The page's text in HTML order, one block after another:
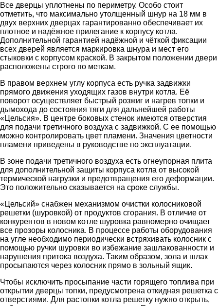
Все дверцы уплотнены по периметру. Особо стоит
отметить, что максимально утолщенный шнур на 18 мм в
двух верхних дверцах гарантированно обеспечивает их
плотное и надёжное прилегание к корпусу котла.
Дополнительной гарантией надёжной и чёткой фиксации
всех дверей является маркировка шнура и мест его
стыковки с корпусом краской. В закрытом положении двери
расположены строго по меткам.
В правом верхнем углу корпуса есть ручка задвижки
прямого движения уходящих газов внутри котла. Её
поворот осуществляет быстрый розжиг и нагрев топки и
дымохода до состояния тяги для дальнейшей работы
«Цельсия». В центре боковых стенок имеются отверстия
для подачи третичного воздуха с задвижкой. С ее помощью
можно контролировать цвет пламени. Значения цветности
пламени приведены в руководстве по эксплуатации.
В зоне подачи третичного воздуха есть огнеупорная плита
для дополнительной защиты корпуса котла от высокой
термической нагрузки и предотвращения его деформации.
Это положительно сказывается на сроке службы.
«Цельсий» снабжен механизмом очистки колосниковой
решетки (шуровкой) от продуктов сгорания. В отличие от
конкурентов в новом котле шуровка равномерно очищает
все прозоры колосника. В процессе работы оборудования
на угле необходимо периодически встряхивать колосник с
помощью ручки шуровки во избежание зашлакованности и
нарушения притока воздуха. Таким образом, зола и шлак
просыпаются через колосник прямо в зольный ящик.
Чтобы исключить просыпание части горящего топлива при
открытии дверцы топки, предусмотрена откидная решетка с
отверстиями. Для растопки котла решетку нужно открыть,